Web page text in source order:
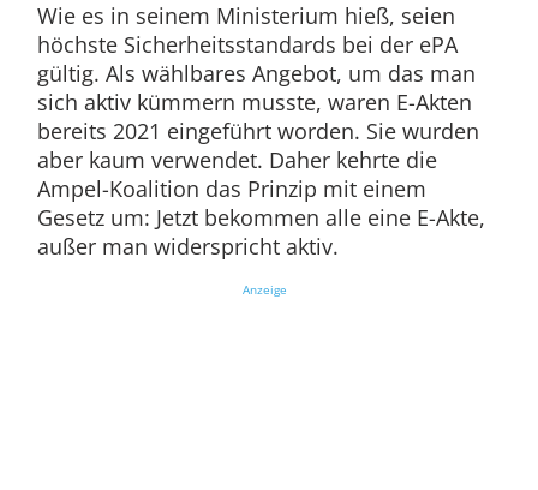
Wie es in seinem Ministerium hieß, seien
höchste Sicherheitsstandards bei der ePA
gültig. Als wählbares Angebot, um das man
sich aktiv kümmern musste, waren E-Akten
bereits 2021 eingeführt worden. Sie wurden
aber kaum verwendet. Daher kehrte die
Ampel-Koalition das Prinzip mit einem
Gesetz um: Jetzt bekommen alle eine E-Akte,
außer man widerspricht aktiv.
Anzeige